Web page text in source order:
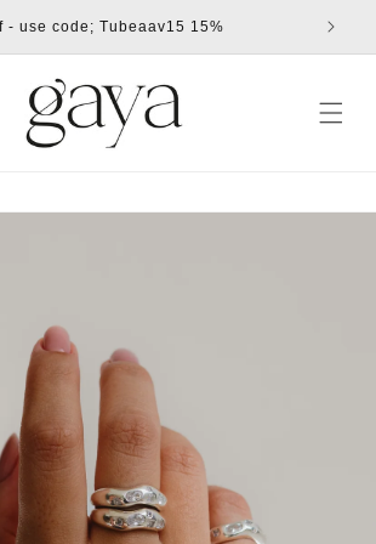
דילוג
לתוכן
15% off - use code; Tubeaav15
דילוג